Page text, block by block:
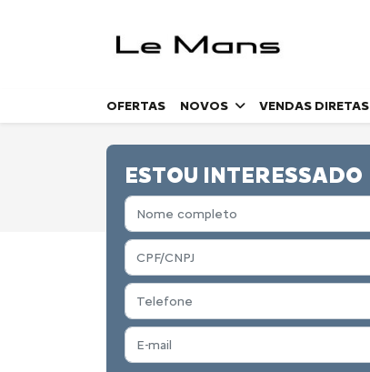
OFERTAS NOVOS VENDAS DIRETAS
ESTOU INTERESSADO